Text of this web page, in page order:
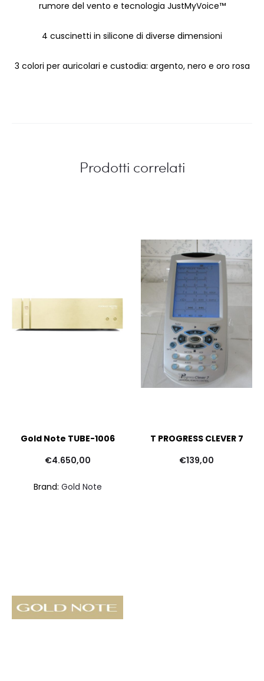
rumore del vento e tecnologia JustMyVoice™
4 cuscinetti in silicone di diverse dimensioni
3 colori per auricolari e custodia: argento, nero e oro rosa
Prodotti correlati
Gold Note TUBE-1006
€4.650,00
Brand: Gold Note
T PROGRESS CLEVER 7
€139,00